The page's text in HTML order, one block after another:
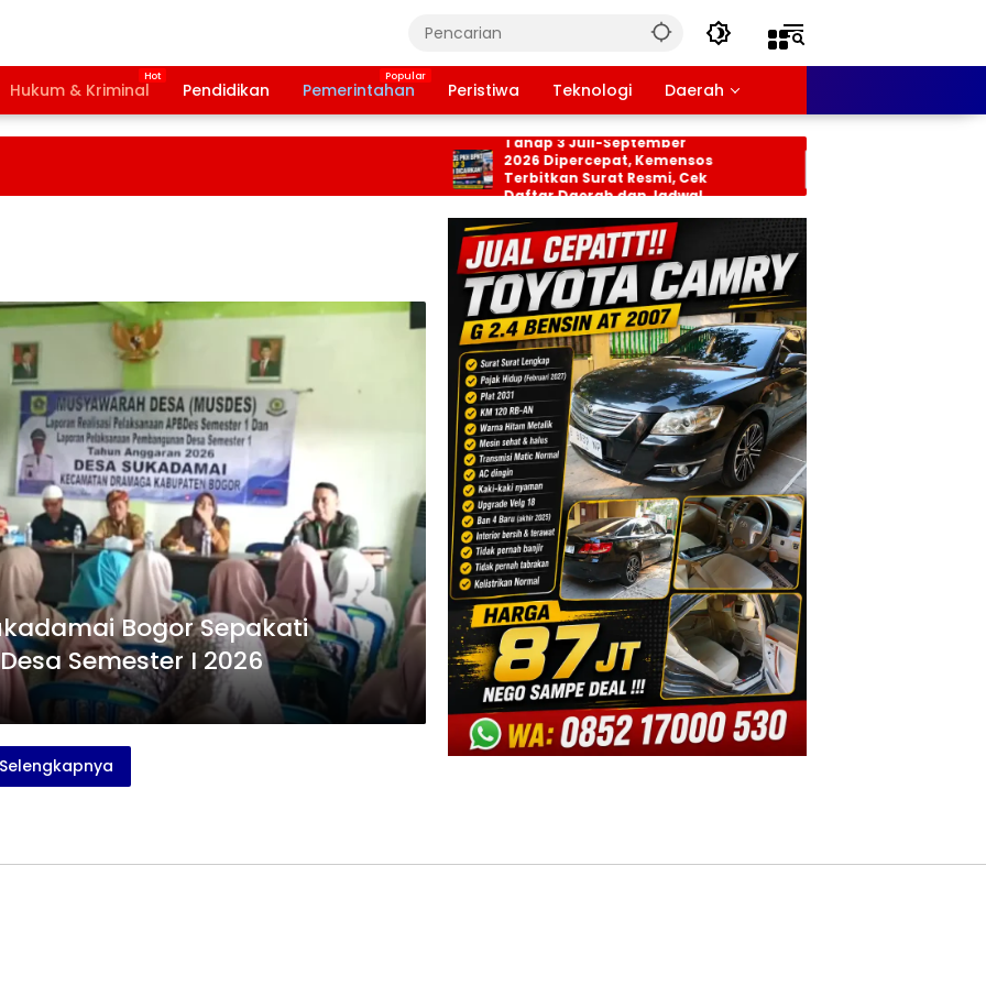
Hukum & Kriminal Pendidikan Pemerintahan Peristiwa Teknologi Daerah
Bansos PKH dan BPNT
Tahap 3 Juli-September
2026 Dipercepat, Kemensos
Terbitkan Surat Resmi, Cek
Daftar Daerah dan Jadwal
Bogor Sepakati
Semester I 2026
Selengkapnya